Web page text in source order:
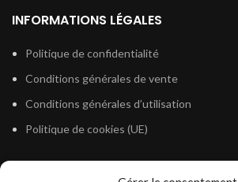
INFORMATIONS LÉGALES
Politique de confidentialité
Conditions générales de vente
Conditions générales d’utilisation
Politique de cookies (UE)